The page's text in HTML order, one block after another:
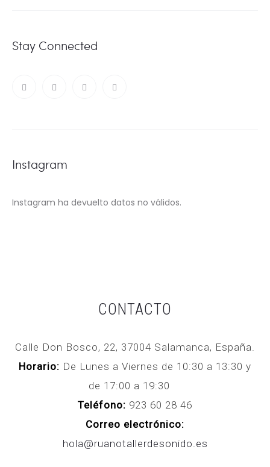
Stay Connected
Instagram
Instagram ha devuelto datos no válidos.
CONTACTO
Calle Don Bosco, 22, 37004 Salamanca, España.
Horario: De Lunes a Viernes de 10:30 a 13:30 y
de 17:00 a 19:30
Teléfono: 923 60 28 46
Correo electrónico:
hola@ruanotallerdesonido.es